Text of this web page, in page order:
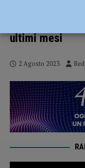
ultimi mesi
2 Agosto 2023